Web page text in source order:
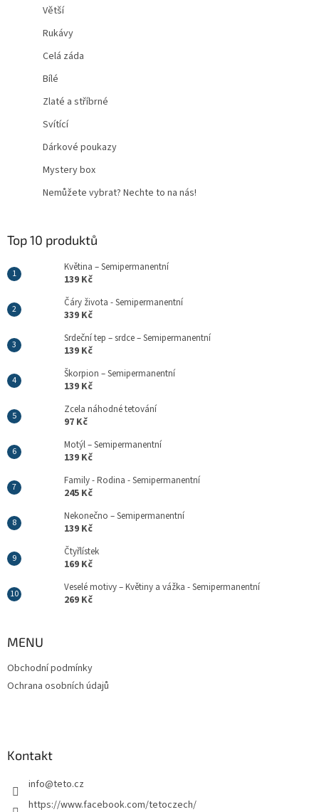
Větší
Rukávy
Celá záda
Bílé
Zlaté a stříbrné
Svítící
Dárkové poukazy
Mystery box
Nemůžete vybrat? Nechte to na nás!
Top 10 produktů
Květina – Semipermanentní
139 Kč
Čáry života - Semipermanentní
339 Kč
Srdeční tep – srdce – Semipermanentní
139 Kč
Škorpion – Semipermanentní
139 Kč
Zcela náhodné tetování
97 Kč
Motýl – Semipermanentní
139 Kč
Family - Rodina - Semipermanentní
245 Kč
Nekonečno – Semipermanentní
139 Kč
Čtyřlístek
169 Kč
Veselé motivy – Květiny a vážka - Semipermanentní
269 Kč
MENU
Obchodní podmínky
Ochrana osobních údajů
Kontakt
info@teto.cz
https://www.facebook.com/tetoczech/